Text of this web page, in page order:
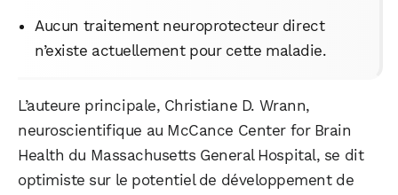
Aucun traitement neuroprotecteur direct
n’existe actuellement pour cette maladie.
L’auteure principale, Christiane D. Wrann,
neuroscientifique au McCance Center for Brain
Health du Massachusetts General Hospital, se dit
optimiste sur le potentiel de développement de